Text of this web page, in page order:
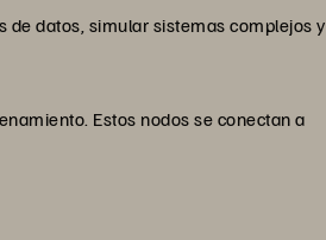
datos, simular sistemas complejos y
Estos nodos se conectan a